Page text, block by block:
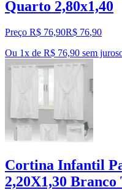
Quarto 2,80x1,40
Preço R$ 76,90R$ 76,90
Ou 1x de R$ 76,90 sem juros
Cortina Infantil
2,20X1,30 Branco